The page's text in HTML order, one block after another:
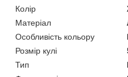
Колір
Матеріал
Особливість кольору
Розмір кулі
Тип